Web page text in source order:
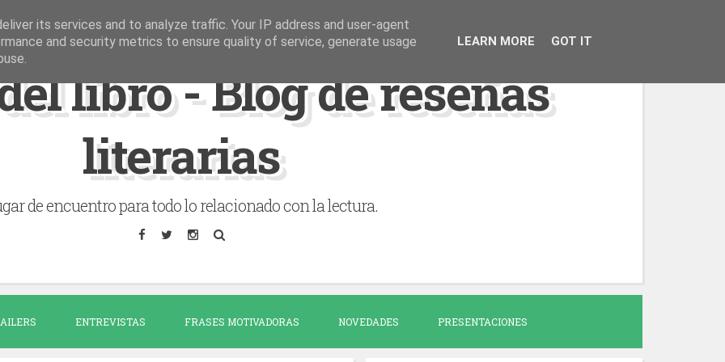
libro - Blog de reseñas
literarias
de encuentro para todo lo relacionado con la lectura.
ENTREVISTAS FRASES MOTIVADORAS NOVEDADES PRESENTACIONES
its services and to analyze traffic. Your IP address and user-agent
and security metrics to ensure quality of service, generate usage
LEARN MORE GOT IT